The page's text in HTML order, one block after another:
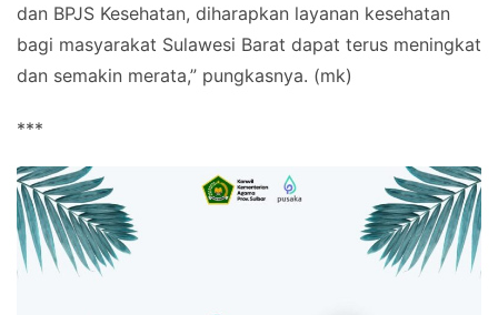
dan BPJS Kesehatan, diharapkan layanan kesehatan
bagi masyarakat Sulawesi Barat dapat terus meningkat
dan semakin merata,” pungkasnya. (mk)
***